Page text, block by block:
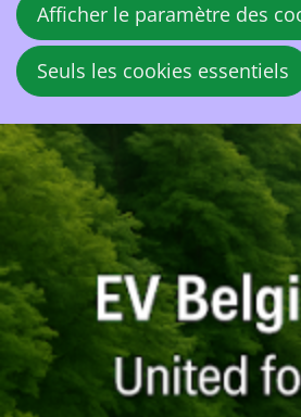
Afficher le paramètre des
Seuls les cookies essentiels